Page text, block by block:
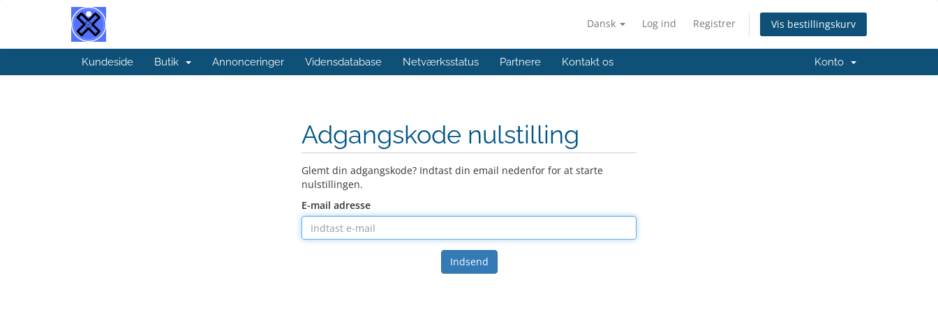
Dansk Log ind Registrer Vis bestillingskurv
Kundeside Butik Annonceringer Vidensdatabase Netværksstatus Partnere Kontakt os Konto
Adgangskode nulstilling
Glemt din adgangskode? Indtast din email nedenfor for at starte
nulstillingen.
E-mail adresse
Indsend